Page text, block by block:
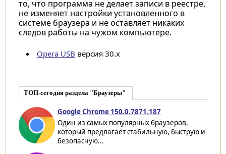
то, что программа не делает записи в реестре,
не изменяет настройки установленного в
системе браузера и не оставляет никаких
следов работы на чужом компьютере.
Opera USB версия 30.х
ТОП-сегодня раздела "Браузеры"
Google Chrome 150.0.7871.187
Один из самых популярных браузеров,
который предлагает стабильную, быструю и
безопасную...